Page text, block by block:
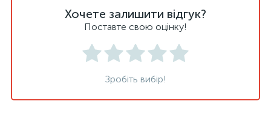
Хочете залишити відгук?
Поставте свою оцінку!
Зробіть вибір!